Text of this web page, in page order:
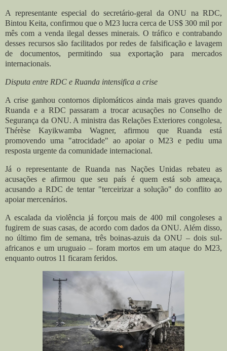
A representante especial do secretário-geral da ONU na RDC,
Bintou Keita, confirmou que o M23 lucra cerca de US$ 300 mil por
mês com a venda ilegal desses minerais. O tráfico e contrabando
desses recursos são facilitados por redes de falsificação e lavagem
de documentos, permitindo sua exportação para mercados
internacionais.
Disputa entre RDC e Ruanda intensifica a crise
A crise ganhou contornos diplomáticos ainda mais graves quando
Ruanda e a RDC passaram a trocar acusações no Conselho de
Segurança da ONU. A ministra das Relações Exteriores congolesa,
Thérèse Kayikwamba Wagner, afirmou que Ruanda está
promovendo uma "atrocidade" ao apoiar o M23 e pediu uma
resposta urgente da comunidade internacional.
Já o representante de Ruanda nas Nações Unidas rebateu as
acusações e afirmou que seu país é quem está sob ameaça,
acusando a RDC de tentar "terceirizar a solução" do conflito ao
apoiar mercenários.
A escalada da violência já forçou mais de 400 mil congoleses a
fugirem de suas casas, de acordo com dados da ONU. Além disso,
no último fim de semana, três boinas-azuis da ONU – dois sul-
africanos e um uruguaio – foram mortos em um ataque do M23,
enquanto outros 11 ficaram feridos.